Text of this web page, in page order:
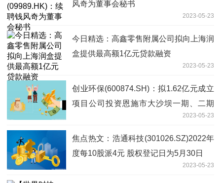
风奇为董事会秘书
2023-05-23
今日精选：高鑫零售附属公司拟向上海润
盒提供最高额1亿元贷款融资
2023-05-23
创业环保(600874.SH)：拟1.62亿元成立
项目公司投资恩施市大沙坝一期、二期
(谭家坝)污水处理厂及配套管网工程特许
经营项目
2023-05-23
焦点热文：浩通科技(301026.SZ)2022年
度每10股派4元 股权登记日为5月30日
2023-05-23